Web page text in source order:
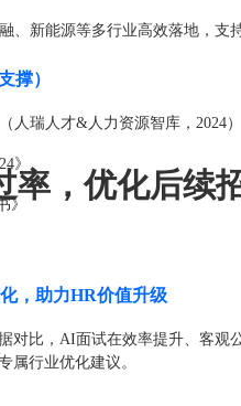
，优化后续
、新能源等多行业高效落地，支
撑）
人瑞人才&人力资源智库，2024）
》
》
，助力HR价值升级
对比，AI面试在效率提升、客
属行业优化建议。